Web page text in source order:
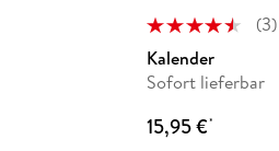
(3)
Kalender
Sofort lieferbar
15,95 €*